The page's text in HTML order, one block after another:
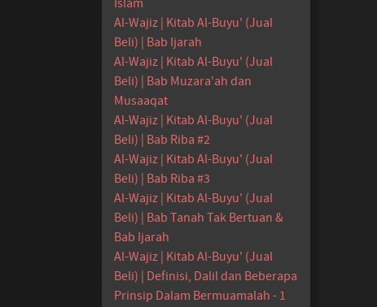
Islam
Al-Wajiz | Kitab Al-Buyu' (Jual
Beli) | Bab Ijarah
Al-Wajiz | Kitab Al-Buyu' (Jual
Beli) | Bab Muzara'ah dan
Musaaqat
Al-Wajiz | Kitab Al-Buyu' (Jual
Beli) | Bab Riba #2
Al-Wajiz | Kitab Al-Buyu' (Jual
Beli) | Bab Riba #3
Al-Wajiz | Kitab Al-Buyu' (Jual
Beli) | Bab Tanah Tak Bertuan &
Bab Ijarah
Al-Wajiz | Kitab Al-Buyu' (Jual
Beli) | Definisi, Dalil dan Beberapa
Prinsip Dalam Bermuamalah - 1